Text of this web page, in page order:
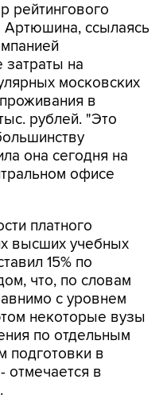
рейтингового
Артюшина, ссылаясь
на
московских
в
рублей. "Это
она сегодня на
офисе
платного
высших учебных
15% по
что, по словам
с уровнем
некоторые вузы
по отдельным
подготовки в
отмечается в